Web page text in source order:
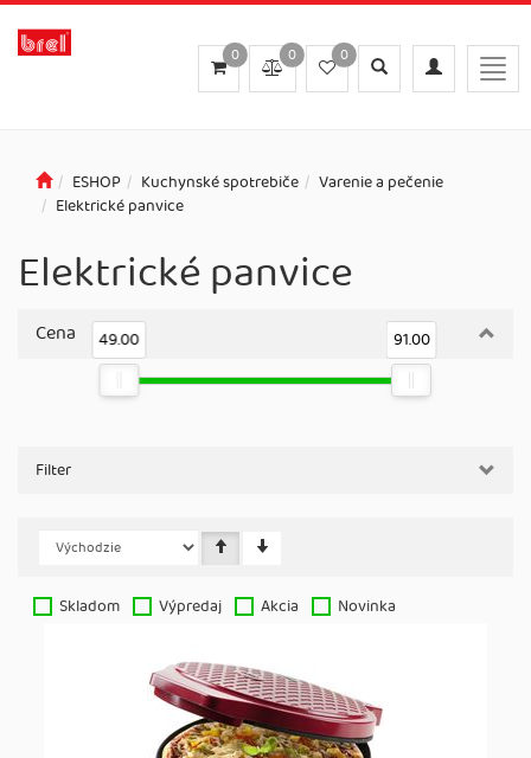
Toggle
navigation
Toggle
search
0
0
0
ESHOP Kuchynské spotrebiče
Varenie a pečenie
Elektrické panvice
Elektrické panvice
Cena 49.00 91.00
Filter
Skladom Výpredaj Akcia Novinka